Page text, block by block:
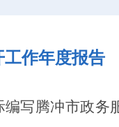
作年度报告
写腾冲市政务